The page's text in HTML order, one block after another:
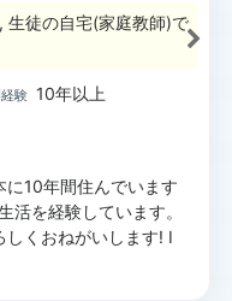
生徒の自宅(家庭教師)で
験 10年以上
に10年間住んでいます
活を経験しています。
しくおねがいします! I